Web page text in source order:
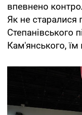
впевнено
Як не старалися
Степанівського
Кам'янського,